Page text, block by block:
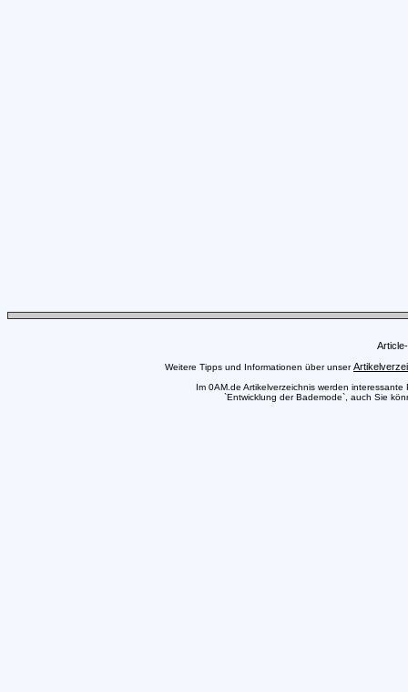
Weitere Tipps und Informationen über unser
Im 0AM.de Artikelverzeichnis werden
`Entwicklung der Bademode`, auch Sie